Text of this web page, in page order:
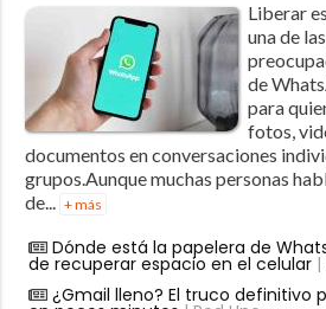
Liberar
una de
de
para
fotos,
documentos en conversaciones
grupos.Aunque muchas personas
de... + más
Dónde está la papelera de
de recuperar espacio en el celular|
¿Gmail lleno? El truco definitivo